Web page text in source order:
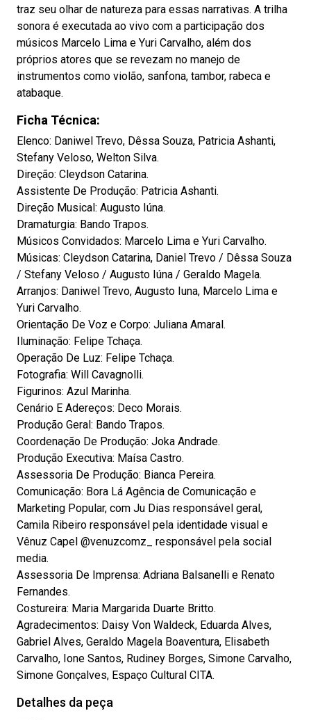
traz seu olhar de natureza para essas narrativas. A trilha
sonora é executada ao vivo com a participação dos
músicos Marcelo Lima e Yuri Carvalho, além dos
próprios atores que se revezam no manejo de
instrumentos como violão, sanfona, tambor, rabeca e
atabaque.
Ficha Técnica:
Elenco: Daniwel Trevo, Dêssa Souza, Patricia Ashanti,
Stefany Veloso, Welton Silva.
Direção: Cleydson Catarina.
Assistente De Produção: Patricia Ashanti.
Direção Musical: Augusto Iúna.
Dramaturgia: Bando Trapos.
Músicos Convidados: Marcelo Lima e Yuri Carvalho.
Músicas: Cleydson Catarina, Daniel Trevo / Dêssa Souza
/ Stefany Veloso / Augusto Iúna / Geraldo Magela.
Arranjos: Daniwel Trevo, Augusto Iuna, Marcelo Lima e
Yuri Carvalho.
Orientação De Voz e Corpo: Juliana Amaral.
Iluminação: Felipe Tchaça.
Operação De Luz: Felipe Tchaça.
Fotografia: Will Cavagnolli.
Figurinos: Azul Marinha.
Cenário E Adereços: Deco Morais.
Produção Geral: Bando Trapos.
Coordenação De Produção: Joka Andrade.
Produção Executiva: Maísa Castro.
Assessoria De Produção: Bianca Pereira.
Comunicação: Bora Lá Agência de Comunicação e
Marketing Popular, com Ju Dias responsável geral,
Camila Ribeiro responsável pela identidade visual e
Vênuz Capel @venuzcomz_ responsável pela social
media.
Assessoria De Imprensa: Adriana Balsanelli e Renato
Fernandes.
Costureira: Maria Margarida Duarte Britto.
Agradecimentos: Daisy Von Waldeck, Eduarda Alves,
Gabriel Alves, Geraldo Magela Boaventura, Elisabeth
Carvalho, Ione Santos, Rudiney Borges, Simone Carvalho,
Simone Gonçalves, Espaço Cultural CITA.
Detalhes da peça